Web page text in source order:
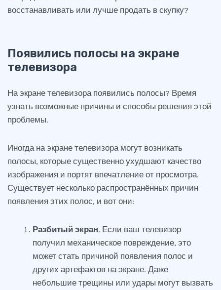
Появились полосы на экране
телевизора
На экране телевизора появились полосы? Время
узнать возможные причины и способы решения этой
проблемы.
Иногда на экране телевизора могут возникать
полосы, которые существенно ухудшают качество
изображения и портят впечатление от просмотра.
Существует несколько распространённых причин
появления этих полос, и вот они:
Разбитый экран. Если ваш телевизор
получил механическое повреждение, это
может стать причиной появления полос и
других артефактов на экране. Даже
небольшие трещины или удары могут вызвать